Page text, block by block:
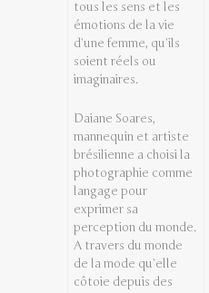
tous les sens et les
émotions de la vie
d’une femme, qu’ils
soient réels ou
imaginaires.
Daiane Soares,
mannequin et artiste
brésilienne a choisi la
photographie comme
langage pour
exprimer sa
perception du monde.
A travers du monde
de la mode qu’elle
côtoie depuis des